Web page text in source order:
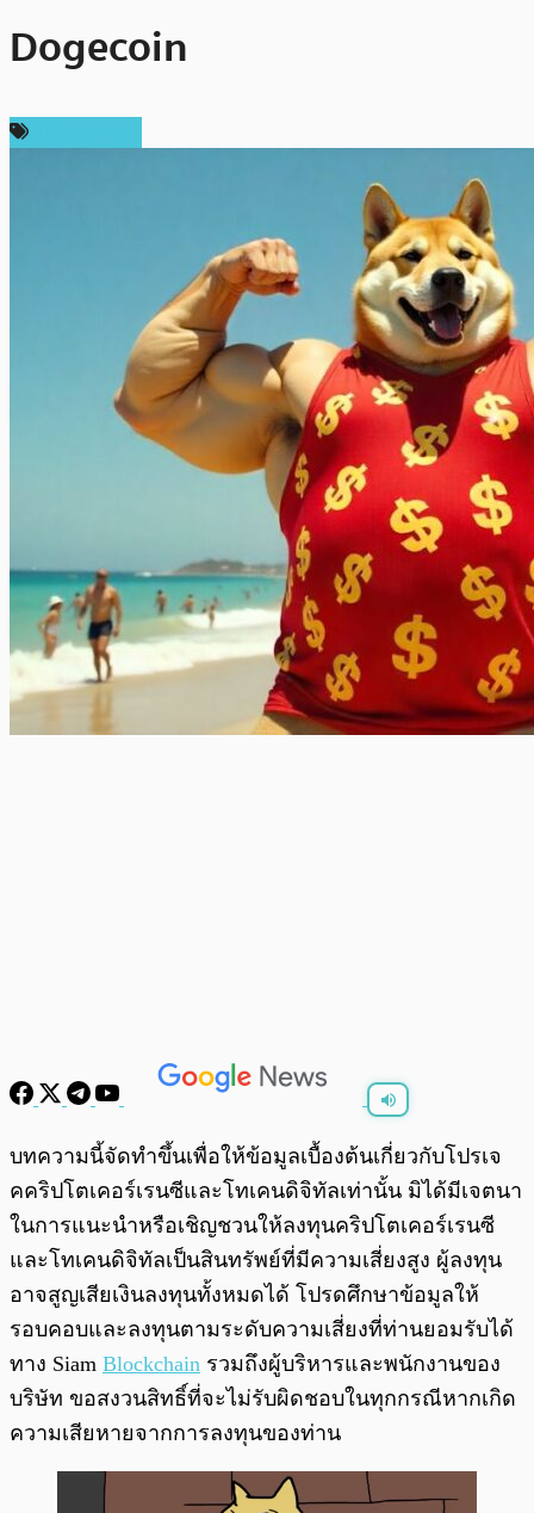
Dogecoin
พร้อมเล่น 0:00/0:00
บทความนี้จัดทำขึ้นเพื่อให้ข้อมูลเบื้องต้นเกี่ยวกับโปรเจ
คคริปโตเคอร์เรนซีและโทเคนดิจิทัลเท่านั้น มิได้มีเจตนา
ในการแนะนำหรือเชิญชวนให้ลงทุนคริปโตเคอร์เรนซี
และโทเคนดิจิทัลเป็นสินทรัพย์ที่มีความเสี่ยงสูง ผู้ลงทุน
อาจสูญเสียเงินลงทุนทั้งหมดได้ โปรดศึกษาข้อมูลให้
รอบคอบและลงทุนตามระดับความเสี่ยงที่ท่านยอมรับได้
ทาง Siam Blockchain รวมถึงผู้บริหารและพนักงานของ
บริษัท ขอสงวนสิทธิ์ที่จะไม่รับผิดชอบในทุกกรณีหากเกิด
ความเสียหายจากการลงทุนของท่าน